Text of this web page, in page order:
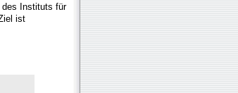
des Instituts für
ist